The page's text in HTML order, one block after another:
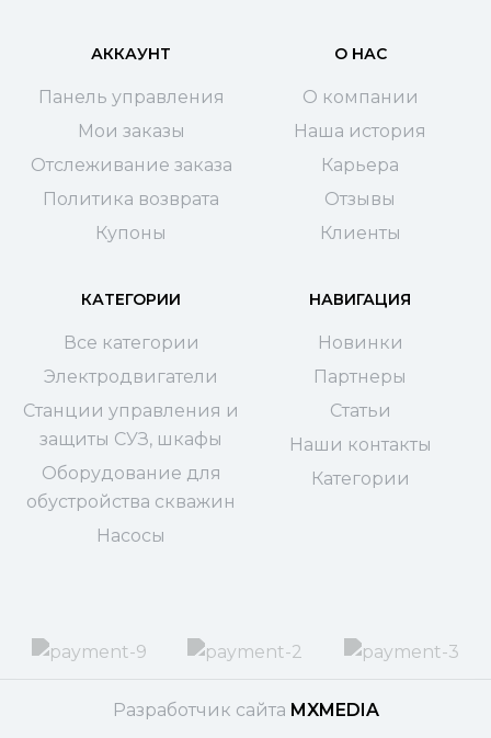
АККАУНТ
Панель управления
Мои заказы
Отслеживание заказа
Политика возврата
Купоны
О НАС
О компании
Наша история
Карьера
Отзывы
Клиенты
КАТЕГОРИИ
Все категории
Электродвигатели
Станции управления и
защиты СУЗ, шкафы
Оборудование для
обустройства скважин
Насосы
НАВИГАЦИЯ
Новинки
Партнеры
Статьи
Наши контакты
Категории
Разработчик сайта MXMEDIA